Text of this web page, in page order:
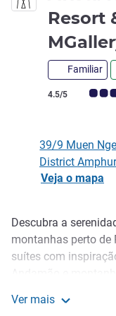
Resort
Familiar
Classificação
4.5/5
39/9 Muen
District
Veja o mapa
Descrição
Descubra a
montanhas perto de
suítes com
grátis, opções de
Ver mais